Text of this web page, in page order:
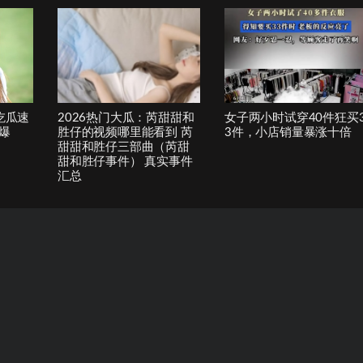
瓜速
2026热门大瓜：芮甜甜和
胜仔的视频哪里能看到 芮
甜甜和胜仔三部曲（芮甜
甜和胜仔事件） 真实事件
汇总
女子两小时试穿40件狂买
3件，小店销量暴涨十倍